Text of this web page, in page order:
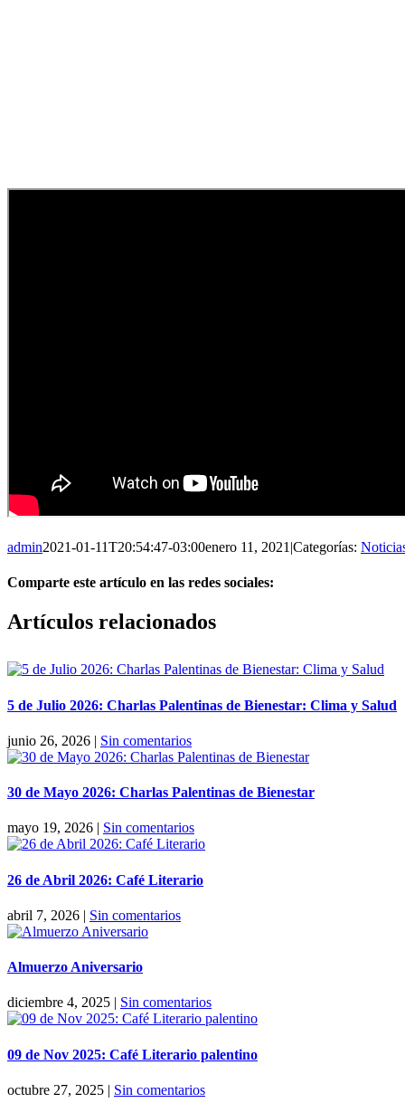
admin2021-01-11T20:54:47-03:00enero 11, 2021 |Categorías:
Comparte este artículo en las redes sociales:
Facebook
X
Reddit
LinkedIn
Pinterest
Vk
Artículos relacionados
5 de Julio 2026: Charlas Palentinas de Bienestar: Clima y Salud
junio 26, 2026 | Sin comentarios
30 de Mayo 2026: Charlas Palentinas de Bienestar
mayo 19, 2026 | Sin comentarios
26 de Abril 2026: Café Literario
abril 7, 2026 | Sin comentarios
Almuerzo Aniversario
diciembre 4, 2025 Sin comentarios
09 de Nov 2025: Café Literario palentino
octubre 27, 2025 | Sin comentarios